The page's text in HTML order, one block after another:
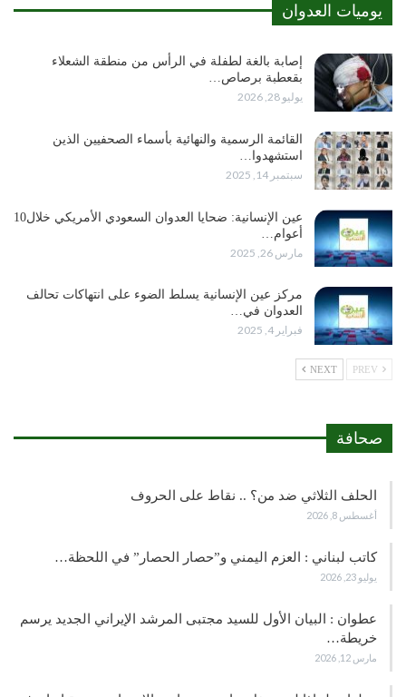
يوميات العدوان
إصابة بالغة لطفلة في الرأس من منطقة الشعلاء
بقعطبة برصاص…
يوليو 28, 2026
القائمة الرسمية والنهائية بأسماء الصحفيين الذين
استشهدوا…
سبتمبر 14, 2025
عين الإنسانية: ضحايا العدوان السعودي الأمريكي خلال10
أعوام…
مارس 26, 2025
مركز عين الإنسانية يسلط الضوء على انتهاكات تحالف
العدوان في…
فبراير 4, 2025
NEXT
صحافة
الحلف الثلاثي ضد من؟ .. نقاط على الحروف
أغسطس 8, 2026
كاتب لبناني : العزم اليمني و”حصار الحصار” في اللحظة…
يوليو 23, 2026
عطوان : البيان الأول للسيد مجتبى المرشد الإيراني الجديد يرسم
خريطة…
مارس 12, 2026